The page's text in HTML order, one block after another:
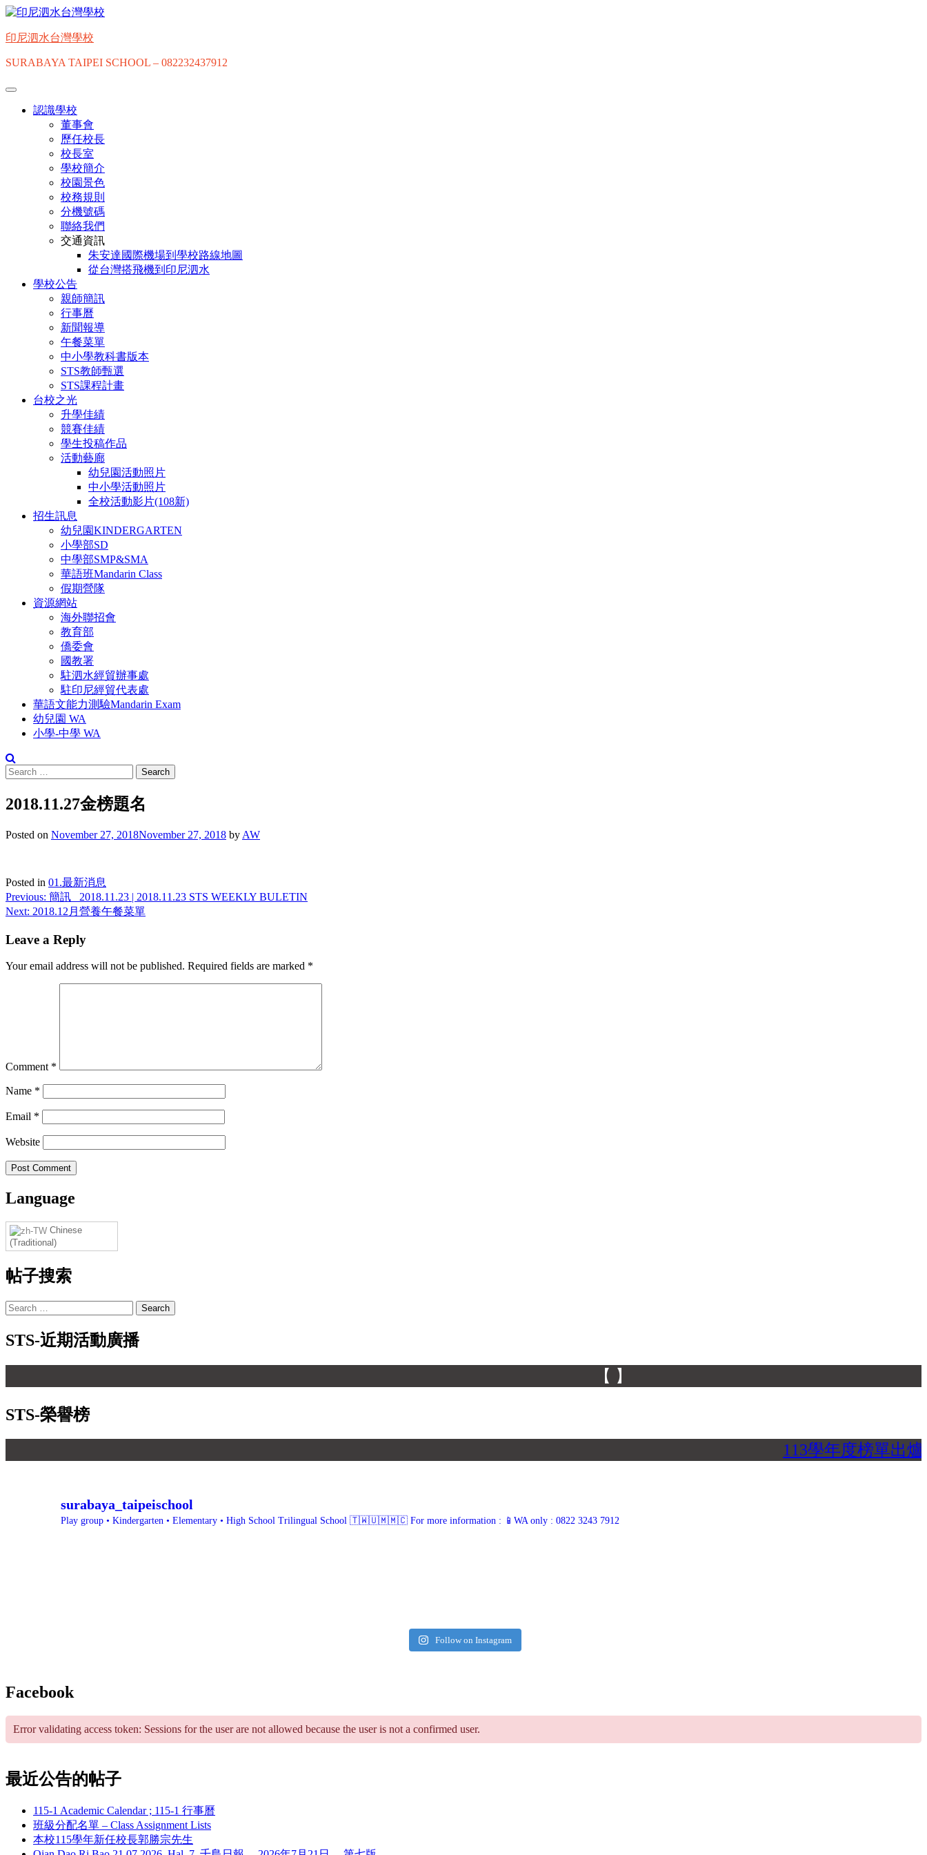
Skip
content
印尼泗水台灣學校
SURABAYA TAIPEI SCHOOL – 082232437912
認識學校
董事會
歷任校長
校長室
學校簡介
校園景色
校務規則
分機號碼
聯絡我們
交通資訊
朱安達國際機場到學校路線地圖
從台灣搭飛機到印尼泗水
學校公告
親師簡訊
行事曆
新聞報導
午餐菜單
中小學教科書版本
STS教師甄選
STS課程計畫
台校之光
升學佳績
競賽佳績
學生投稿作品
活動藝廊
幼兒園活動照片
中小學活動照片
全校活動影片(108新)
招生訊息
幼兒園KINDERGARTEN
小學部SD
中學部SMP&SMA
華語班Mandarin Class
假期營隊
資源網站
海外聯招會
教育部
僑委會
國教署
駐泗水經貿辦事處
駐印尼經貿代表處
華語文能力測驗Mandarin Exam
幼兒園 WA
小學-中學 WA
Search
for:
2018.11.27金榜題名
Posted on November 27, 2018November 27, 2018 by AW
Posted in 01.最新消息
Post
navigation
Previous: 簡訊_ 2018.11.23 | 2018.11.23 STS WEEKLY BULETIN
Next: 2018.12月營養午餐菜單
Leave a Reply
Your email address will not be published. Required fields are marked *
Comment *
Name *
Email *
Website
Language
Chinese
(Traditional)
帖子搜索
Search
for:
STS-近期活動廣播
STS-榮譽榜
113學年度榜單出爐
surabaya_taipeischool
Play group • Kindergarten • Elementary • High School Trilingual School 🇹🇼🇺🇲🇲🇨 For more information : 📱WA only : 0822 3243 7912
Follow on Instagram
Facebook
Error validating access token: Sessions for the user are not allowed because the user is not a confirmed user.
最近公告的帖子
115-1 Academic Calendar ; 115-1 行事曆
班級分配名單 – Class Assignment Lists
本校115學年新任校長郭勝宗先生